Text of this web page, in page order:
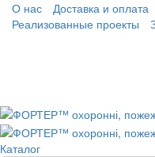
О нас Доставка и оплата
Реализованные проекты
Каталог